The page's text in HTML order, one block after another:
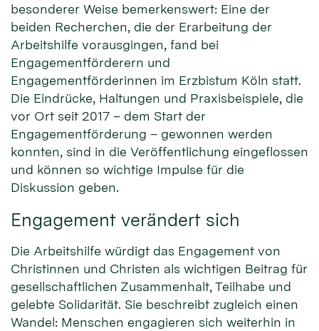
besonderer Weise bemerkenswert: Eine der
beiden Recherchen, die der Erarbeitung der
Arbeitshilfe vorausgingen, fand bei
Engagementförderern und
Engagementförderinnen im Erzbistum Köln statt.
Die Eindrücke, Haltungen und Praxisbeispiele, die
vor Ort seit 2017 – dem Start der
Engagementförderung – gewonnen werden
konnten, sind in die Veröffentlichung eingeflossen
und können so wichtige Impulse für die
Diskussion geben.
Engagement verändert sich
Die Arbeitshilfe würdigt das Engagement von
Christinnen und Christen als wichtigen Beitrag für
gesellschaftlichen Zusammenhalt, Teilhabe und
gelebte Solidarität. Sie beschreibt zugleich einen
Wandel: Menschen engagieren sich weiterhin in